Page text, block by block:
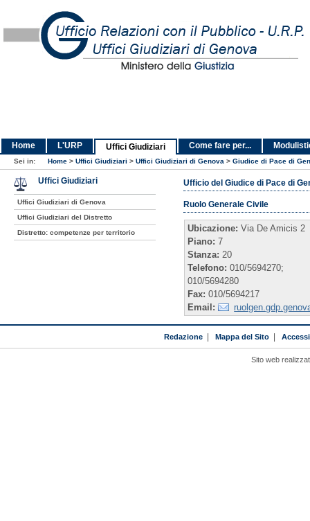
Home L'URP Uffici Giudiziari Come fare per...
Sei in: Home > Uffici Giudiziari > Uffici Giudiziari di Genova > Giudice di Pace di
Ufficio del Giudice di Pace di
Ruolo Generale Civile
Ubicazione: Via De Amicis 2
Piano: 7
Stanza: 20
Telefono:010/5694270;
010/5694280
Fax:010/5694217
Email:
Uffici Giudiziari
Uffici Giudiziari di Genova
Uffici Giudiziari del Distretto
Distretto: competenze per territorio
Redazione| Mappa del Sito|
Sito web